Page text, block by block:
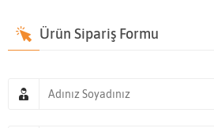
Ürün Sipariş Formu